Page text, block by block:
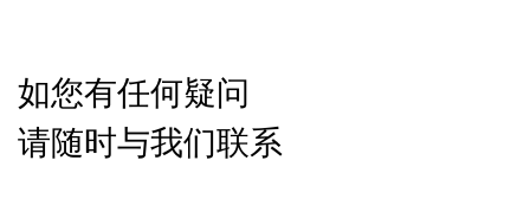
如您有任何疑问
请随时与我们联系